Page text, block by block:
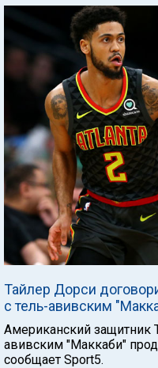
Тайлер Дорси
с тель-авивским
Американский защитник
авивским "Маккаби"
сообщает Sport5.